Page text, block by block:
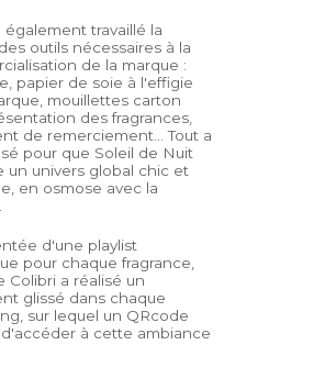
également travaillé la
outils nécessaires à la
de la marque :
papier de soie à l'effigie
mouillettes carton
des fragrances,
de remerciement… Tout a
pour que Soleil de Nuit
un univers global chic et
en osmose avec la
d'une playlist
pour chaque fragrance,
Colibri a réalisé un
glissé dans chaque
sur lequel un QRcode
à cette ambiance